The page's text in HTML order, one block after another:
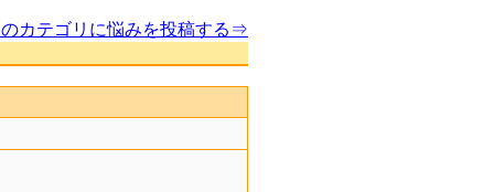
のカテゴリに悩みを投稿する⇒